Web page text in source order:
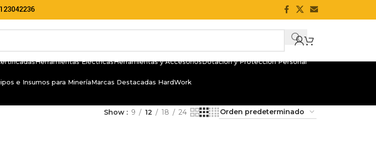
Herramientas EléctricasHerramientas y AccesoriosDotación y Protección Personal
e Insumos para MineríaMarcas Destacadas HardWork
Show 9 12 18 24